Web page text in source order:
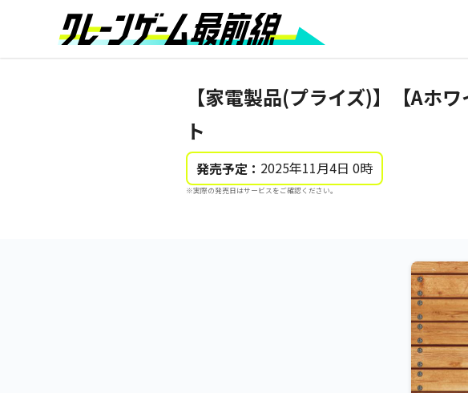
【家電製品(プライズ)】【Aホ
ト
発売予定： 2025年11月4日 0時
※実際の発売日はサービスをご確認ください。